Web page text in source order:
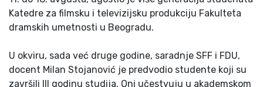
Katedre za filmsku i televizijsku produkciju Fakulteta
dramskih umetnosti u Beogradu.
U okviru, sada već druge godine, saradnje SFF i FDU,
docent Milan Stojanović je predvodio studente koji su
završili III godinu studija. Oni učestvuju u akademskom